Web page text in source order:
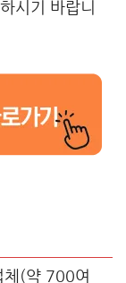
시기 바랍니
체(약 700여